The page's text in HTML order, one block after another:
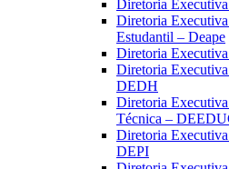
Diretoria
Diretoria
Estudantil – Deape
Diretoria
Diretoria
DEDH
Diretoria
Técnica –
Diretoria
DEPI